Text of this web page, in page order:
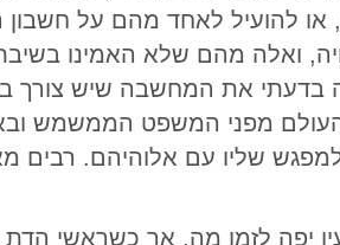
או להועיל לאחד מהם על
ואלה מהם שלא האמינו
את המחשבה שיש צורך
מפני המשפט הממשמש
שליו עם אלוהיהם. רבים
יפה לזמן מה. אך כשראשי